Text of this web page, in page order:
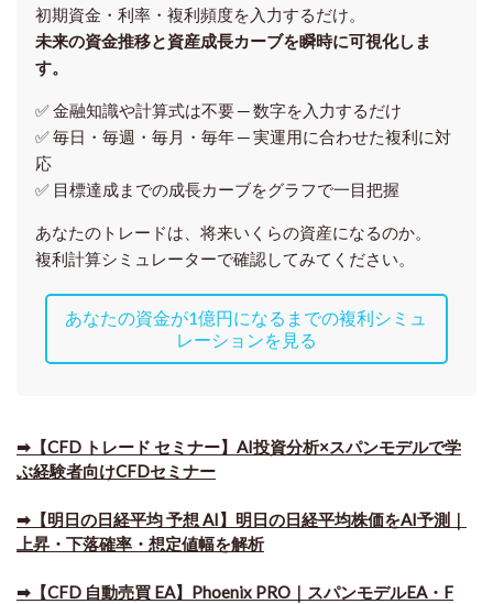
初期資金・利率・複利頻度を入力するだけ。
未来の資金推移と資産成長カーブを瞬時に可視化しま
す。
✅ 金融知識や計算式は不要 ─ 数字を入力するだけ
✅ 毎日・毎週・毎月・毎年 ─ 実運用に合わせた複利に対
応
✅ 目標達成までの成長カーブをグラフで一目把握
あなたのトレードは、将来いくらの資産になるのか。
複利計算シミュレーターで確認してみてください。
あなたの資金が1億円になるまでの複利シミュ
レーションを見る
➡【CFD トレード セミナー】AI投資分析×スパンモデルで学
ぶ経験者向けCFDセミナー
➡【明日の日経平均 予想 AI】明日の日経平均株価をAI予測｜
上昇・下落確率・想定値幅を解析
➡​【CFD 自動売買 EA】Phoenix PRO｜スパンモデルEA・F